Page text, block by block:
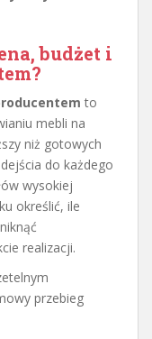
budżet i
to
mebli na
niż gotowych
do każdego
wysokiej
określić, ile
realizacji.
przebieg